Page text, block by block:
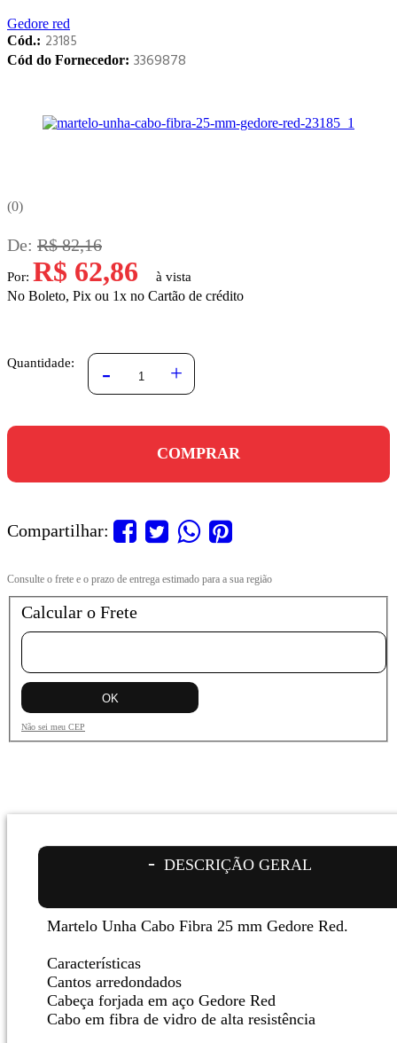
Gedore red
Cód.: 23185
Cód do Fornecedor: 3369878
0
De: R$ 82,16
Por: R$ 62,86
No Boleto, Pix ou 1x no Cartão de crédito
Quantidade: - +
COMPRAR
Compartilhar:
Calcular o Frete
Não sei meu CEP
DESCRIÇÃO GERAL
Martelo Unha Cabo Fibra 25 mm Gedore Red.
Características
Cantos arredondados
Cabeça forjada em aço Gedore Red
Cabo em fibra de vidro de alta resistência